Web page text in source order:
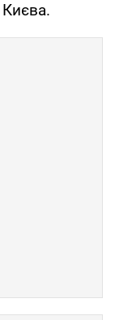
Києва.